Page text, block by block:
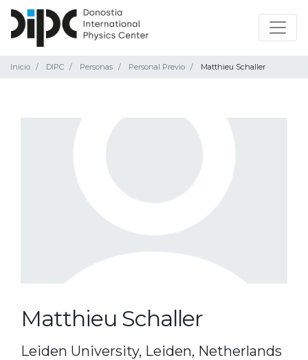
Inicio DIPC Personas Personal Previo Matthieu Schaller
Matthieu Schaller
Leiden University, Leiden, Netherlands